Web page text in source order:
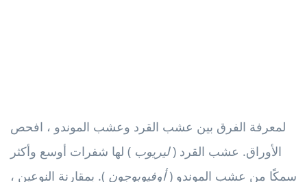
لمعرفة الفرق بين عشب القرد وعشب الموندو ، افحص
الأوراق. عشب القرد (ليريوب ) لها شفرات أوسع وأكثر
سمكًا من عشب الموندو (أوفيوبوجون ). بمقارنة النوعين ،